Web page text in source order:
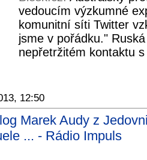
vedoucím výzkumné
komunitní síti Twitter
jsme v pořádku."
nepřetržitém kontaktu
12:50
Marek Audy z
... - Rádio Impuls